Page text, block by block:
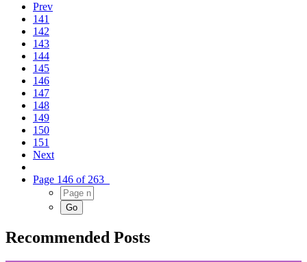
Prev
141
142
143
144
145
146
147
148
149
150
151
Next
Page 146 of 263
Recommended Posts